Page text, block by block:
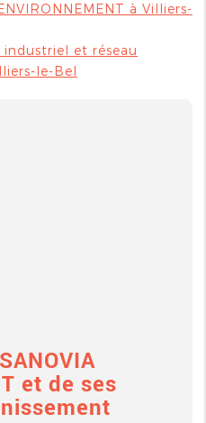
à Villiers-
et réseau
le-Bel
et de ses